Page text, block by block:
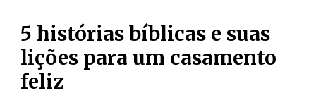
5 histórias bíblicas e suas
lições para um casamento
feliz